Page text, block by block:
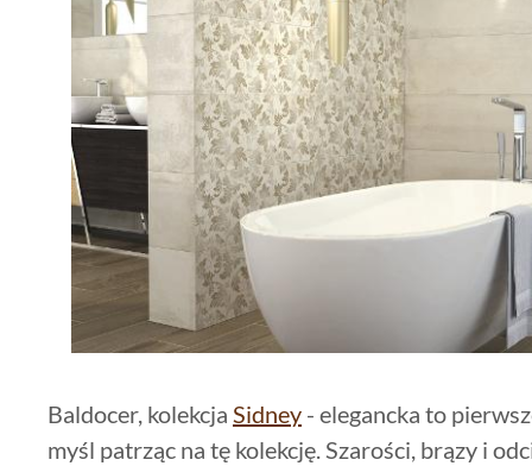
Baldocer, kolekcja Sidney - elegancka to
myśl patrząc na tę kolekcję. Szarości, brązy i